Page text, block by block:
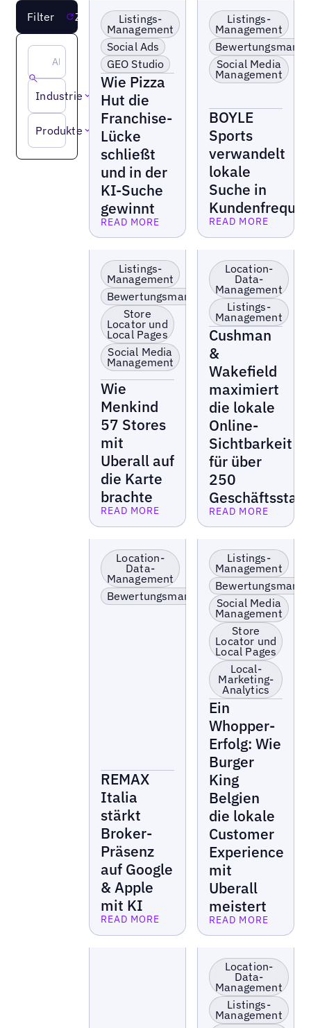
Filter Zurücksetzen
Industrie
Produkte
KI-Sichtbarkeit
boosten
Franchise
Lokale Präsenz
optimieren &
aktivieren
Listings-
Management
Social Ads
GEO Studio
Wie Pizza
Hut die
Franchise-
Lücke
schließt
und in der
KI-Suche
gewinnt
Lesen Sie mehr
READ MORE
Lokale Präsenz
optimieren &
aktivieren
Falsche Listings
korrigieren
Bewertungsergebnis
skalieren
Umsatz verwandeln
Listings-
Management
Social Media
Management
BOYLE
Sports
verwandelt
lokale
Suche in
Lesen Sie mehr
READ MORE
Lokale Präsenz
optimieren &
aktivieren
KI-Sichtbarkeit
boosten
Falsche Listings
korrigieren
Listings-
Management
Bewertungsmanagement
Store
Locator und
Local Pages
Social Media
Management
Wie
Menkind
57 Stores
mit
Uberall auf
die Karte
brachte
Lesen Sie mehr
READ MORE
Einzelhandel &
Franchise
Location-
Data-
Management
Listings-
Management
Cushman
&
Wakefield
maximiert
die lokale
Online-
Sichtbarkeit
für über
250
Lesen Sie mehr
READ MORE
Lokale Präsenz
optimieren &
aktivieren
Bewertungsergebnis
skalieren
Location-
Data-
Management
Bewertungsmanagement
REMAX
Italia
stärkt
Broker-
Präsenz
auf Google
& Apple
mit KI
Lesen Sie mehr
READ MORE
Einzelhandel &
Franchise
Listings-
Management
Social Media
Management
Store
Locator und
Local Pages
Local-
Marketing-
Analytics
Ein
Whopper-
Erfolg: Wie
Burger
King
Belgien
die lokale
Customer
Experience
mit
Uberall
meistert
Lesen Sie mehr
READ MORE
Einzelhandel &
Franchise
Serviceunternehmen
Location-
Data-
Management
Listings-
Management
MEHR LADEN